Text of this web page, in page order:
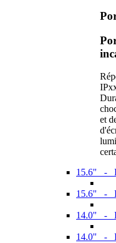
et
15.6" -
15.6" -
14.0" -
14.0" -